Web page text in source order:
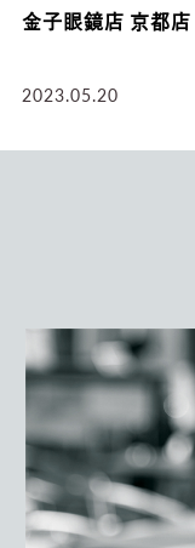
子眼鏡店 京都店